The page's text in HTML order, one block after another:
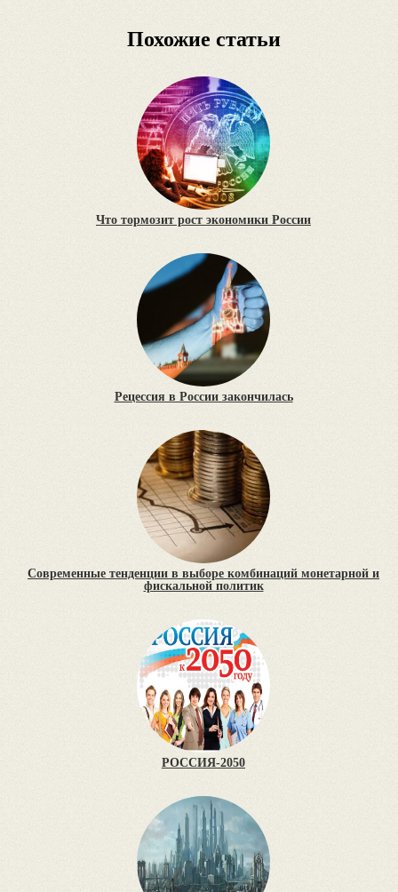
Похожие статьи
Что тормозит рост экономики России
Рецессия в России закончилась
Современные тенденции в выборе комбинаций монетарной и
фискальной политик
РОССИЯ-2050